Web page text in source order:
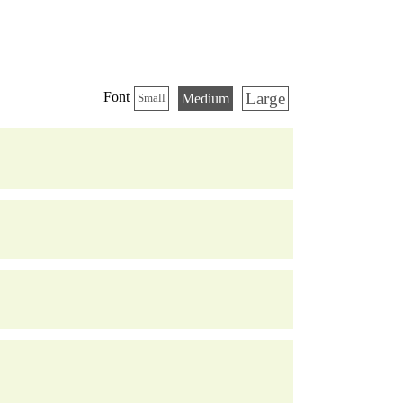
Font Small Medium Large